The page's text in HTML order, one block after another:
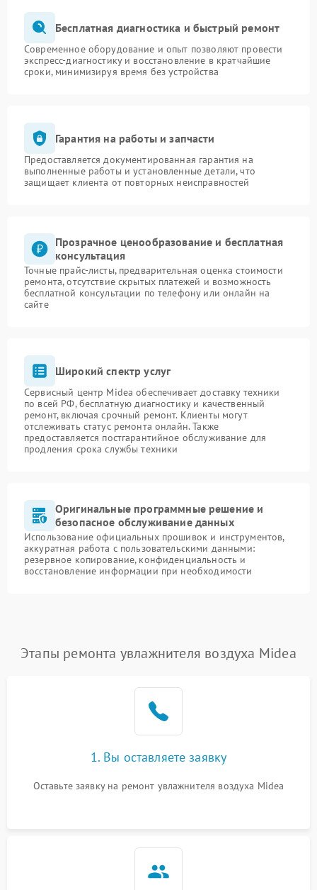
Бесплатная диагностика и быстрый ремонт
Современное оборудование и опыт позволяют провести
экспресс-диагностику и восстановление в кратчайшие
сроки, минимизируя время без устройства
Гарантия на работы и запчасти
Предоставляется документированная гарантия на
выполненные работы и установленные детали, что
защищает клиента от повторных неисправностей
Прозрачное ценообразование и бесплатная
консультация
Точные прайс-листы, предварительная оценка стоимости
ремонта, отсутствие скрытых платежей и возможность
бесплатной консультации по телефону или онлайн на
сайте
Широкий спектр услуг
Сервисный центр Midea обеспечивает доставку техники
по всей РФ, бесплатную диагностику и качественный
ремонт, включая срочный ремонт. Клиенты могут
отслеживать статус ремонта онлайн. Также
предоставляется постгарантийное обслуживание для
продления срока службы техники
Оригинальные программные решение и
безопасное обслуживание данных
Использование официальных прошивок и инструментов,
аккуратная работа с пользовательскими данными:
резервное копирование, конфиденциальность и
восстановление информации при необходимости
Этапы ремонта увлажнителя воздуха Midea
1. Вы оставляете заявку
Оставьте заявку на ремонт увлажнителя воздуха Midea